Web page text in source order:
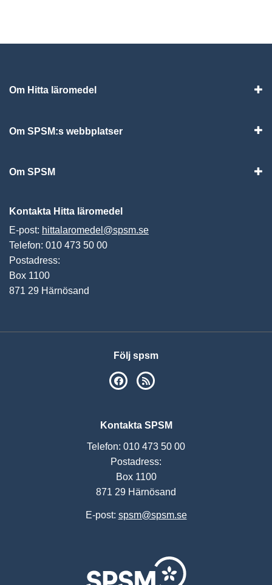
Om Hitta läromedel
Om SPSM:s webbplatser
Om SPSM
Kontakta Hitta läromedel
E-post: hittalaromedel@spsm.se
Telefon: 010 473 50 00
Postadress:
Box 1100
871 29 Härnösand
Följ spsm
SPSM på Facebook
Kontakta SPSM
Telefon: 010 473 50 00
Postadress:
Box 1100
871 29 Härnösand
E-post: spsm@spsm.se